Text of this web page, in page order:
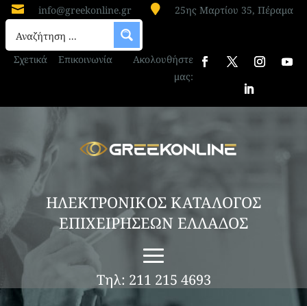
 info@greekonline.gr  25ης Μαρτίου 35, Πέραμα
Σχετικά Επικοινωνία
Ακολουθήστε
μας:
ΗΛΕΚΤΡΟΝΙΚΟΣ ΚΑΤΑΛΟΓΟΣ
ΕΠΙΧΕΙΡΗΣΕΩΝ ΕΛΛΑΔΟΣ
Τηλ: 211 215 4693